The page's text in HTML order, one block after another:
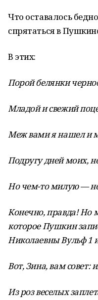
Что оставалось
спрятаться в
В этих:
Порой белянки
Младой и свежий
Меж вами я нашел и
Подругу дней моих,
Но чем-то милую — не
Конечно, правда! Но
которое Пушкин
Николаевны Вульф 1
Вот, Зина, вам совет:
Из роз веселых